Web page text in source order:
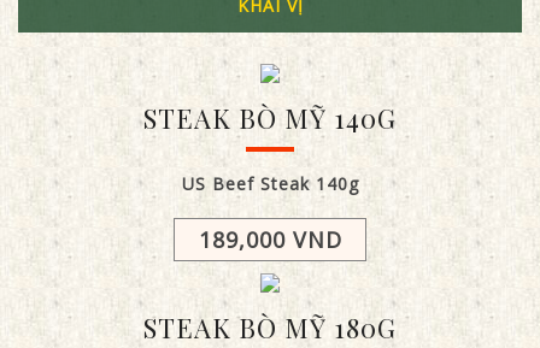
KHAI VỊ
STEAK BÒ MỸ 140G
US Beef Steak 140g
189,000 VND
STEAK BÒ MỸ 180G